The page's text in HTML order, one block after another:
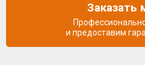
Заказать
и предоставим